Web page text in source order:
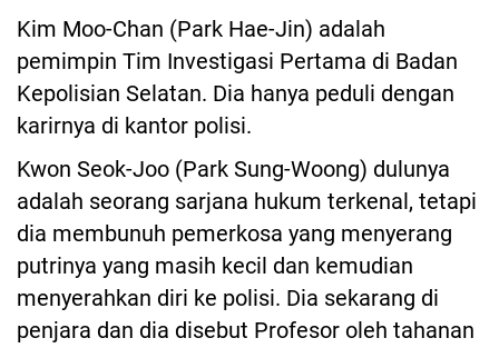
Kim Moo-Chan (Park Hae-Jin) adalah
pemimpin Tim Investigasi Pertama di Badan
Kepolisian Selatan. Dia hanya peduli dengan
karirnya di kantor polisi.
Kwon Seok-Joo (Park Sung-Woong) dulunya
adalah seorang sarjana hukum terkenal, tetapi
dia membunuh pemerkosa yang menyerang
putrinya yang masih kecil dan kemudian
menyerahkan diri ke polisi. Dia sekarang di
penjara dan dia disebut Profesor oleh tahanan